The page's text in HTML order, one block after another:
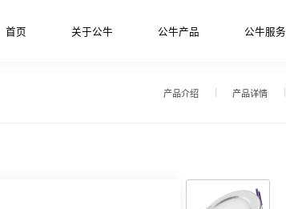
首页 关于公牛 公牛产品 公牛服务
产品介绍 产品详情